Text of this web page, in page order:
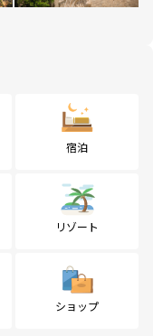
宿泊
リゾート
ショップ